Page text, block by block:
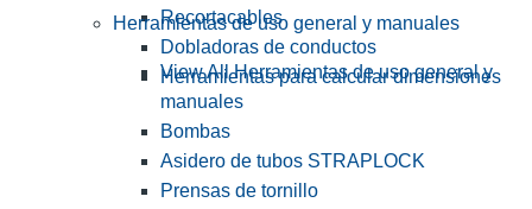
Recortacables
Dobladoras de conductos
Herramientas para calcular dimensiones
Herramientas de uso general y manuales
View All Herramientas de uso general y
manuales
Bombas
Asidero de tubos STRAPLOCK
Prensas de tornillo